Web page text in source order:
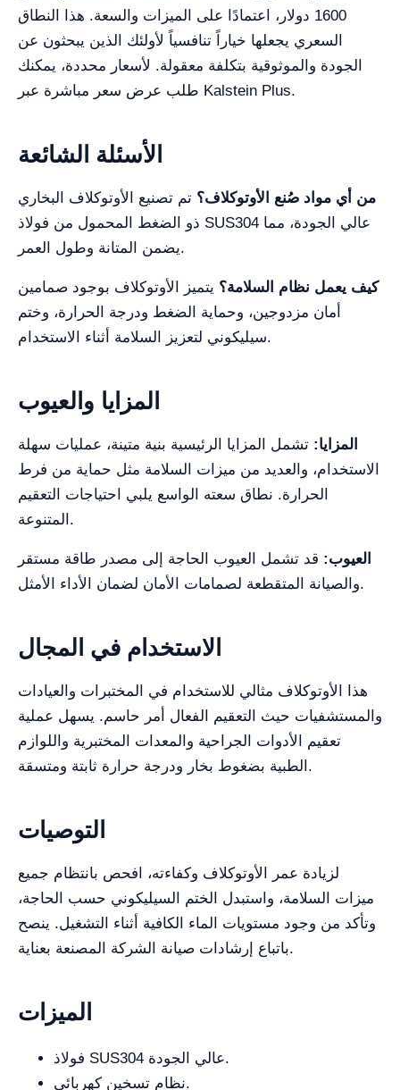
1600 دولار، اعتمادًا على الميزات والسعة. هذا النطاق
السعري يجعلها خياراً تنافسياً لأولئك الذين يبحثون عن
الجودة والموثوقية بتكلفة معقولة. لأسعار محددة، يمكنك
طلب عرض سعر مباشرة عبر Kalstein Plus.
الأسئلة الشائعة
من أي مواد صُنع الأوتوكلاف؟ تم تصنيع الأوتوكلاف البخاري
ذو الضغط المحمول من فولاذ SUS304 عالي الجودة، مما
يضمن المتانة وطول العمر.
كيف يعمل نظام السلامة؟ يتميز الأوتوكلاف بوجود صمامين
أمان مزدوجين، وحماية الضغط ودرجة الحرارة، وختم
سيليكوني لتعزيز السلامة أثناء الاستخدام.
المزايا والعيوب
المزايا: تشمل المزايا الرئيسية بنية متينة، عمليات سهلة
الاستخدام، والعديد من ميزات السلامة مثل حماية من فرط
الحرارة. نطاق سعته الواسع يلبي احتياجات التعقيم
المتنوعة.
العيوب: قد تشمل العيوب الحاجة إلى مصدر طاقة مستقر
والصيانة المتقطعة لصمامات الأمان لضمان الأداء الأمثل.
الاستخدام في المجال
هذا الأوتوكلاف مثالي للاستخدام في المختبرات والعيادات
والمستشفيات حيث التعقيم الفعال أمر حاسم. يسهل عملية
تعقيم الأدوات الجراحية والمعدات المختبرية واللوازم
الطبية بضغوط بخار ودرجة حرارة ثابتة ومتسقة.
التوصيات
لزيادة عمر الأوتوكلاف وكفاءته، افحص بانتظام جميع
ميزات السلامة، واستبدل الختم السيليكوني حسب الحاجة،
وتأكد من وجود مستويات الماء الكافية أثناء التشغيل. ينصح
باتباع إرشادات صيانة الشركة المصنعة بعناية.
الميزات
فولاذ SUS304 عالي الجودة.
نظام تسخين كهربائي.